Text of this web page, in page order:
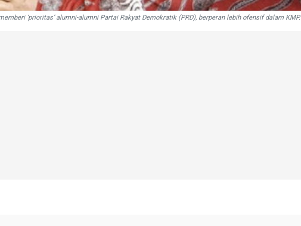
‘prioritas’ alumni-alumni Partai Rakyat Demokratik (PRD), berperan lebih ofensif dalam KMP.